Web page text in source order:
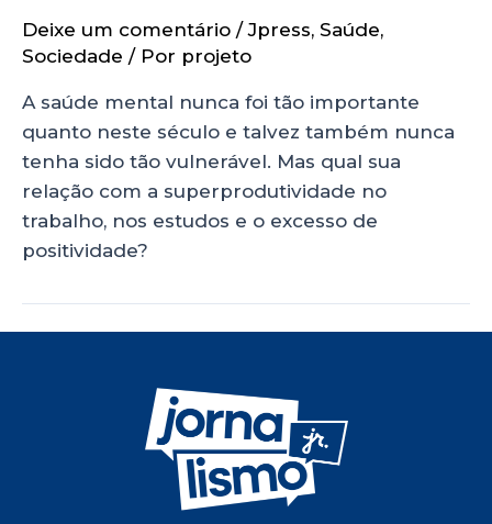
Deixe um comentário /Jpress, Saúde,
Sociedade / Por projeto
A saúde mental nunca foi tão importante
quanto neste século e talvez também nunca
tenha sido tão vulnerável. Mas qual sua
relação com a superprodutividade no
trabalho, nos estudos e o excesso de
positividade?